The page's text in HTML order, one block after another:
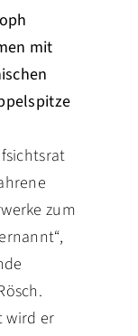
mit
zum
wird er